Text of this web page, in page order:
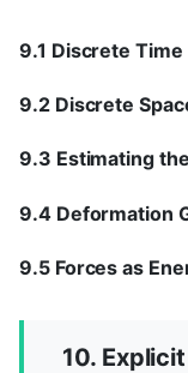
9.1 Discrete Time
9.2 Discrete
9.3 Estimating
9.4 Deformation
9.5 Forces as
10.